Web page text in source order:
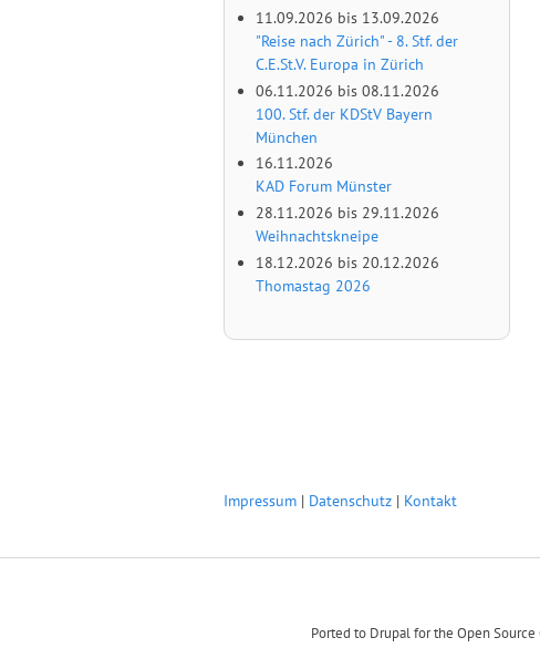
11.09.2026 bis 13.09.2026
"Reise nach Zürich" - 8. Stf. der
C.E.St.V. Europa in Zürich
06.11.2026 bis 08.11.2026
100. Stf. der KDStV Bayern
München
16.11.2026
KAD Forum Münster
28.11.2026 bis 29.11.2026
Weihnachtskneipe
18.12.2026 bis 20.12.2026
Thomastag 2026
Impressum | Datenschutz | Kontakt
Ported to Drupal for the Open